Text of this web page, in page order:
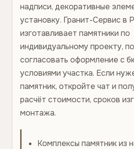
надписи, декоративные
установку. Гранит-Сервис в
изготавливает памятники по
индивидуальному проекту,
согласовать оформление с
условиями участка. Если
памятник, откройте чат и
расчёт стоимости, сроков
монтажа.
Комплексы памятник из